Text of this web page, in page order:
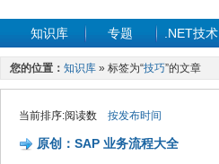
知识库 专题 .NET技术
您的位置： 知识库 » 标签为“技巧”的文章
当前排序:阅读数 按发布时间
原创：SAP 业务流程大全